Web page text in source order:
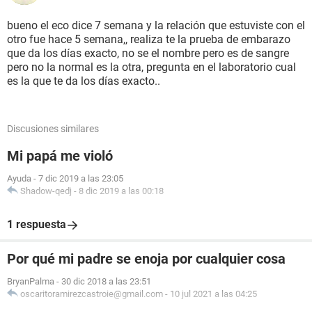
bueno el eco dice 7 semana y la relación que estuviste con el
otro fue hace 5 semana,, realiza te la prueba de embarazo
que da los días exacto, no se el nombre pero es de sangre
pero no la normal es la otra, pregunta en el laboratorio cual
es la que te da los días exacto..
Discusiones similares
Mi papá me violó
Ayuda - 7 dic 2019 a las 23:05
Shadow-qedj - 8 dic 2019 a las 00:18
1 respuesta
Por qué mi padre se enoja por cualquier cosa
BryanPalma - 30 dic 2018 a las 23:51
oscaritoramirezcastroie@gmail.com - 10 jul 2021 a las 04:25